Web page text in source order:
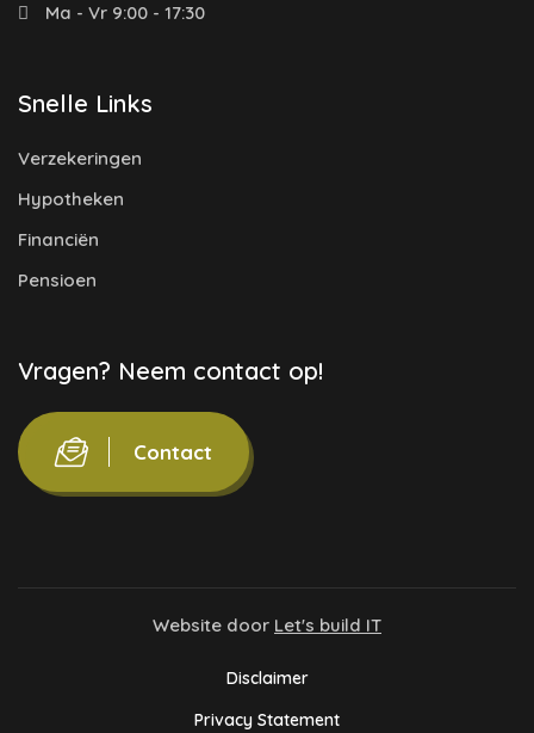
Ma - Vr 9:00 - 17:30
Snelle Links
Verzekeringen
Hypotheken
Financiën
Pensioen
Vragen? Neem contact op!
Contact
Website door Let's build IT
Disclaimer
Privacy Statement